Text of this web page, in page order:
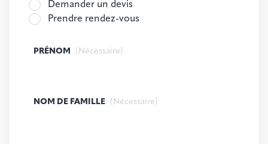
Demander un devis
Prendre rendez-vous
PRÉNOM (Nécessaire)
NOM DE FAMILLE (Nécessaire)